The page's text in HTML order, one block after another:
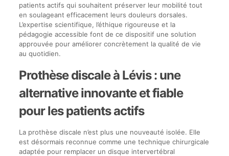
patients actifs qui souhaitent préserver leur mobilité tout
en soulageant efficacement leurs douleurs dorsales.
L’expertise scientifique, l’éthique rigoureuse et la
pédagogie accessible font de ce dispositif une solution
approuvée pour améliorer concrètement la qualité de vie
au quotidien.
Prothèse discale à Lévis : une
alternative innovante et fiable
pour les patients actifs
La prothèse discale n’est plus une nouveauté isolée. Elle
est désormais reconnue comme une technique chirurgicale
adaptée pour remplacer un disque intervertébral